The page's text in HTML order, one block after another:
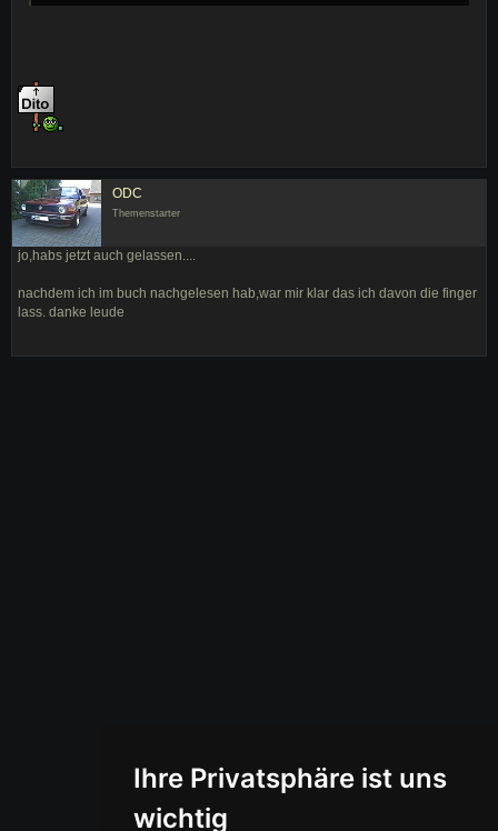
Ihre Privatsphäre ist uns
wichtig
ODC
Themenstarter
jo,habs jetzt auch gelassen....
nachdem ich im buch nachgelesen hab,war mir klar das ich davon die finger
lass. danke leude